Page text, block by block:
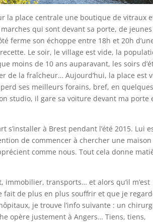
la place centrale une boutique de vitraux
qui sont devant sa porte, de jeunes
ferme son échoppe entre 18h et 20h
Le soir, le village est vide, la
moins de 10 ans auparavant, les soirs
de la fraîcheur… Aujourd’hui, la place est
ses meilleurs forains, bref, en quelques
studio, il gare sa voiture devant ma porte
s’installer à Brest pendant l’été 2015. Lui
de commencer à chercher une maison
comme nous. Tout cela donne
immobilier, transports… et alors qu’il m’est
de plus en plus souffrir et que je
je trouve l’info suivante : un
opère justement à Angers… Tiens, tiens,